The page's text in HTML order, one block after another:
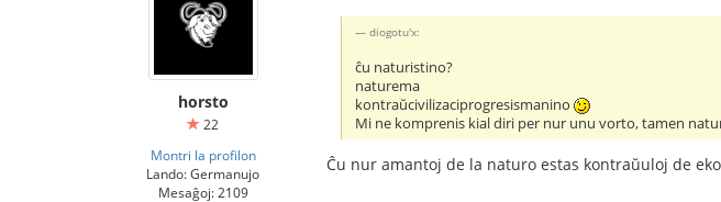
horsto
22
Montri la profilon
Lando: Germanujo
Mesaĝoj: 2109
diogotu'x:
ĉu naturistino?
naturema
kontraŭcivilizaciprogresismanino
Mi ne komprenis kial diri per nur unu vorto, tamen
Ĉu nur amantoj de la naturo estas kontraŭuloj de